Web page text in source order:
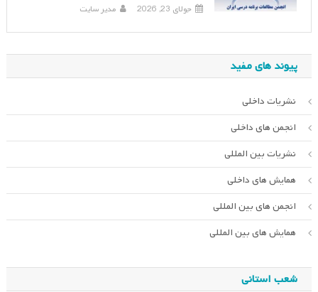
جولای 23, 2026 مدیر سایت
پیوند های مفید
نشریات داخلی
انجمن های داخلی
نشریات بین المللی
همایش های داخلی
انجمن های بین المللی
همایش های بین المللی
شعب استانی